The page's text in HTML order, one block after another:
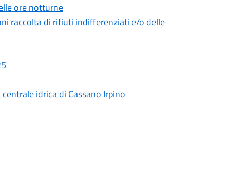
ore notturne
raccolta di rifiuti indifferenziati e/o delle
idrica di Cassano Irpino